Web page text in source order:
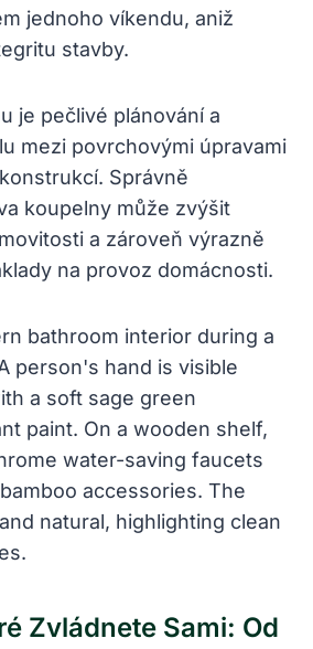
jednoho víkendu, aniž
stavby.
je pečlivé plánování a
mezi povrchovými úpravami
Správně
koupelny může zvýšit
a zároveň výrazně
na provoz domácnosti.
Zvládnete Sami: Od